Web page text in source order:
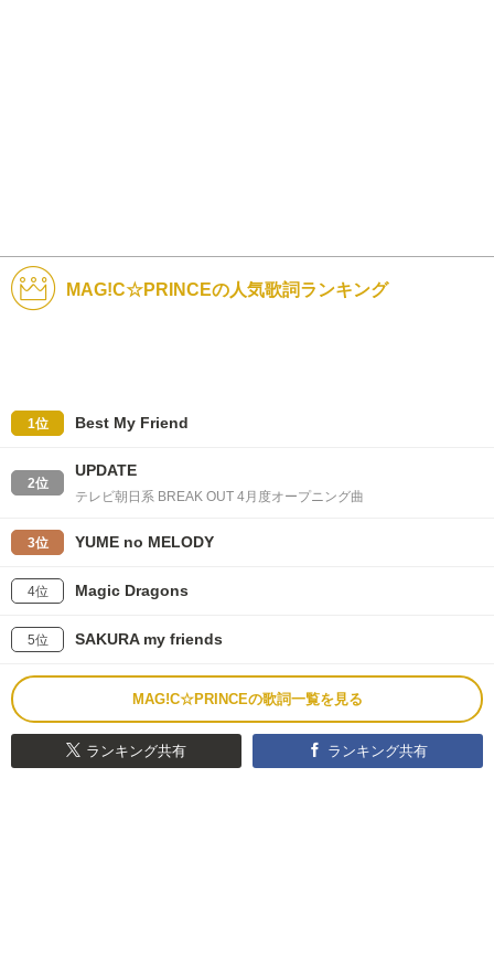
MAG!C☆PRINCEの人気歌詞ランキング
1位 Best My Friend
2位
UPDATE
テレビ朝日系 BREAK OUT 4月度オープニング曲
3位 YUME no MELODY
4位 Magic Dragons
5位 SAKURA my friends
MAG!C☆PRINCEの歌詞一覧を見る
ランキング共有 ランキング共有